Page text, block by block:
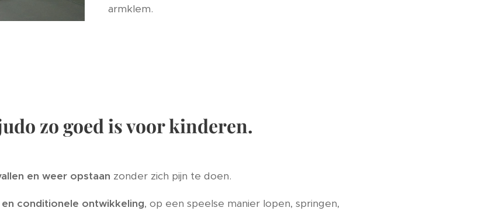
armklem.
zo goed is voor kinderen.
en weer opstaan zonder zich pijn te doen.
conditionele ontwikkeling, op een speelse manier lopen, springen,